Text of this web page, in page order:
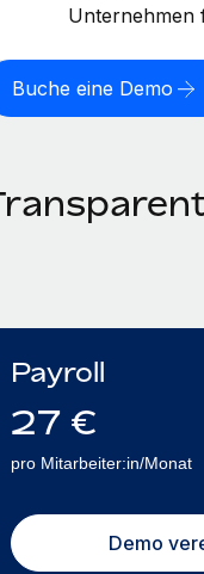
Unternehmen
Buche eine Demo
Payroll
27 €
pro Mitarbeiter:in/Monat
Demo